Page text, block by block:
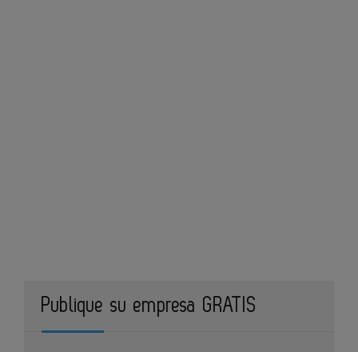
Publique su empresa GRATIS